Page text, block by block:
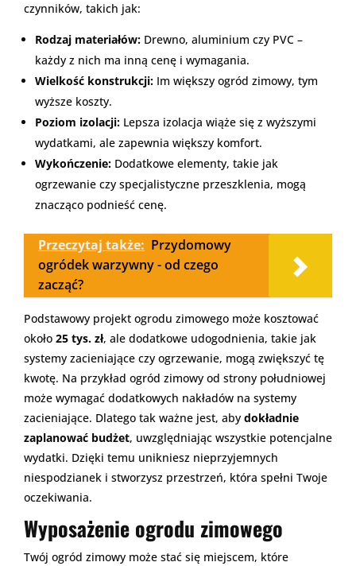
czynników, takich jak:
Rodzaj materiałów: Drewno, aluminium czy PVC –
każdy z nich ma inną cenę i wymagania.
Wielkość konstrukcji: Im większy ogród zimowy, tym
wyższe koszty.
Poziom izolacji: Lepsza izolacja wiąże się z wyższymi
wydatkami, ale zapewnia większy komfort.
Wykończenie: Dodatkowe elementy, takie jak
ogrzewanie czy specjalistyczne przeszklenia, mogą
znacząco podnieść cenę.
Przeczytaj także: Przydomowy
ogródek warzywny - od czego
zacząć?
Podstawowy projekt ogrodu zimowego może kosztować
około 25 tys. zł, ale dodatkowe udogodnienia, takie jak
systemy zacieniające czy ogrzewanie, mogą zwiększyć tę
kwotę. Na przykład ogród zimowy od strony południowej
może wymagać dodatkowych nakładów na systemy
zacieniające. Dlatego tak ważne jest, aby dokładnie
zaplanować budżet, uwzględniając wszystkie potencjalne
wydatki. Dzięki temu unikniesz nieprzyjemnych
niespodzianek i stworzysz przestrzeń, która spełni Twoje
oczekiwania.
Wyposażenie ogrodu zimowego
Twój ogród zimowy może stać się miejscem, które